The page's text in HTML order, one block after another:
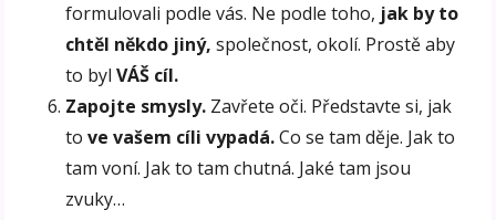
formulovali podle vás. Ne podle toho, jak by to
chtěl někdo jiný, společnost, okolí. Prostě aby
to bylVÁŠ cíl.
Zapojte smysly. Zavřete oči. Představte si, jak
tove vašem cíli vypadá.Co se tam děje. Jak to
tam voní. Jak to tam chutná. Jaké tam jsou
zvuky…